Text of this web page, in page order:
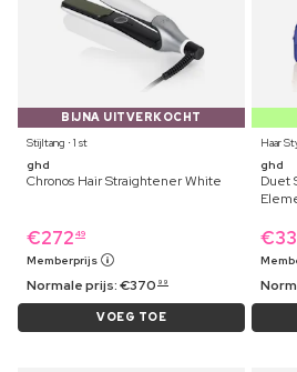
BIJNA UITVERKOCHT
Stijltang ⋅ 1 st
ghd
Chronos Hair Straightener White
€272 49
Memberprijs
Normale prijs:€370 99
VOEG TOE
Haar
ghd
Duet
€